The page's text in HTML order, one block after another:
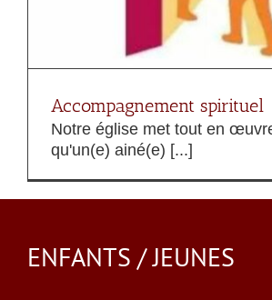
Accompagnement spirituel
Notre église met tout en
qu'un(e) ainé(e) [...]
ENFANTS / JEUNES